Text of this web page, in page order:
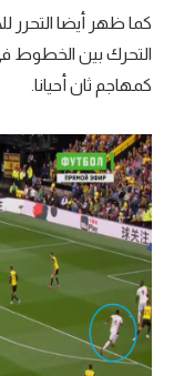
كما ظهر أيضا التحرر
التحرك بين الخطوط
كمهاجم ثان أحيانا.